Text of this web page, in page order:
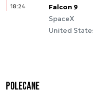
18:24
Falcon 9
SpaceX
United
Polecane